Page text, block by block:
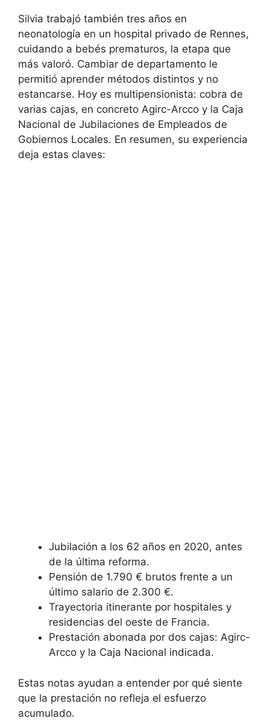
Silvia trabajó también tres años en
neonatología en un hospital privado de Rennes,
cuidando a bebés prematuros, la etapa que
más valoró. Cambiar de departamento le
permitió aprender métodos distintos y no
estancarse. Hoy es multipensionista: cobra de
varias cajas, en concreto Agirc-Arcco y la Caja
Nacional de Jubilaciones de Empleados de
Gobiernos Locales. En resumen, su experiencia
deja estas claves:
Jubilación a los 62 años en 2020, antes
de la última reforma.
Pensión de 1.790 € brutos frente a un
último salario de 2.300 €.
Trayectoria itinerante por hospitales y
residencias del oeste de Francia.
Prestación abonada por dos cajas: Agirc-
Arcco y la Caja Nacional indicada.
Estas notas ayudan a entender por qué siente
que la prestación no refleja el esfuerzo
acumulado.